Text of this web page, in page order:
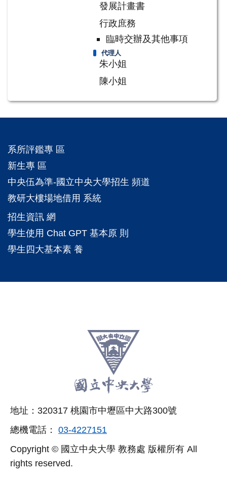
發展計畫書
行政庶務
臨時交辦及其他事項
代理人
朱小姐
陳小姐
系所評鑑專 區
新生專 區
中央伍為準-國立中央大學招生 頻道
教研大樓場地借用 系統
招生資訊 網
學生使用 Chat GPT 基本原 則
學生四大基本素 養
相
結
地址：320317 桃園市中壢區中大路300號
總機電話： 03-4227151
Copyright © 國立中央大學 教務處 版權所有 All
rights reserved.